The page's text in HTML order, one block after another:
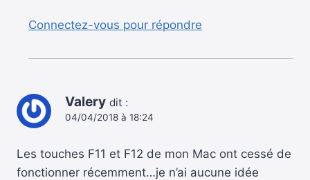
Connectez-vous pour répondre
Valery dit :
04/04/2018 à 18:24
Les touches F11 et F12 de mon Mac ont cessé de
fonctionner récemment…je n’ai aucune idée